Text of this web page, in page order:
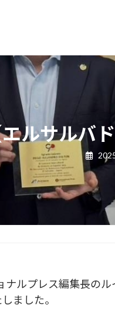
ルサルバ
ルプレス編集長のル
ました。